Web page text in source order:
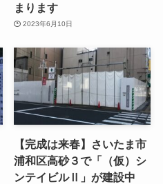
まります
2023年6月10日
【完成は来春】さいたま市
浦和区高砂３で「（仮）シ
ンテイビルⅡ」が建設中